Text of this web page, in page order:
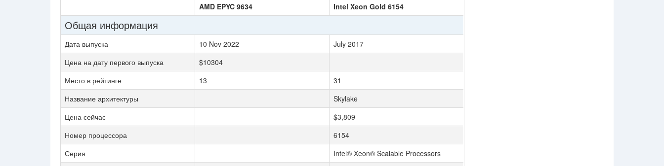
AMD EPYC 9634 Intel Xeon Gold 6154
Общая информация
Дата выпуска 10 Nov 2022
July 2017
Цена на дату первого выпуска
$10304
Место в рейтинге
13
31
Название архитектуры
Skylake
Цена сейчас
$3,809
Номер процессора
6154
Серия
Intel® Xeon® Scalable Processors